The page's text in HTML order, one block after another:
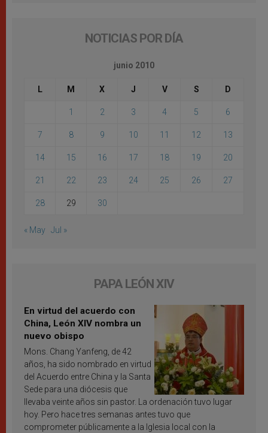
NOTICIAS POR DÍA
junio 2010
L M X J V S D
1 2 3 4 5 6
7 8 9 10 11 12 13
14 15 16 17 18 19 20
21 22 23 24 25 26 27
28 29 30
« May Jul »
PAPA LEÓN XIV
En virtud del acuerdo con
China, León XIV nombra un
nuevo obispo
Mons. Chang Yanfeng, de 42
años, ha sido nombrado en virtud
del Acuerdo entre China y la Santa
Sede para una diócesis que
llevaba veinte años sin pastor. La ordenación tuvo lugar
hoy. Pero hace tres semanas antes tuvo que
comprometer públicamente a la Iglesia local con la